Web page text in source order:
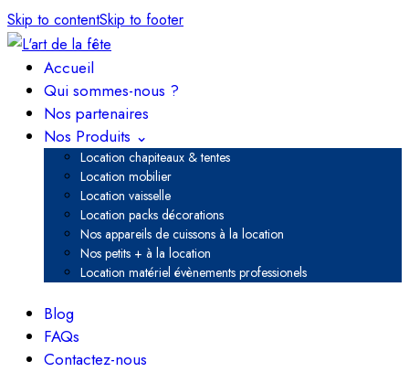
Skip to contentSkip to footer
Accueil
Qui sommes-nous ?
Nos partenaires
Nos Produits ⌄
Location chapiteaux & tentes
Location mobilier
Location vaisselle
Location packs décorations
Nos appareils de cuissons à la location
Nos petits + à la location
Location matériel évènements professionels
Blog
FAQs
Contactez-nous